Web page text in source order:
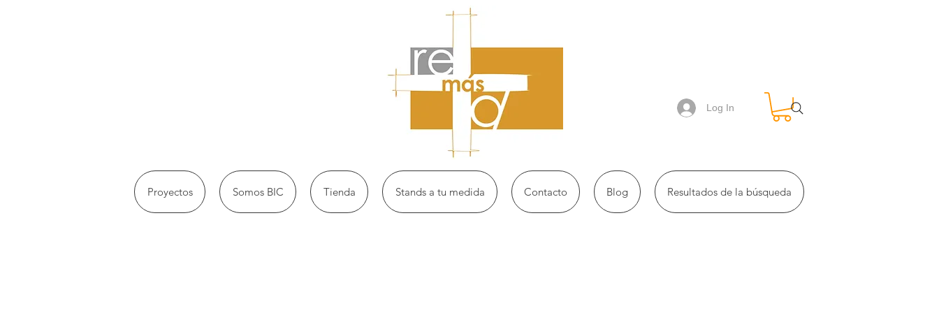
Log In
Proyectos Somos BIC Tienda Stands a tu medida Contacto Blog Resultados de la búsqueda